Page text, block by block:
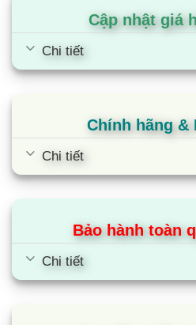
Cập nhật giá
Chi tiết
Chính hãng &
Chi tiết
Bảo hành toàn
Chi tiết